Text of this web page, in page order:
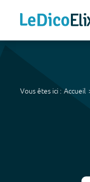
Vous êtes ici : Accueil